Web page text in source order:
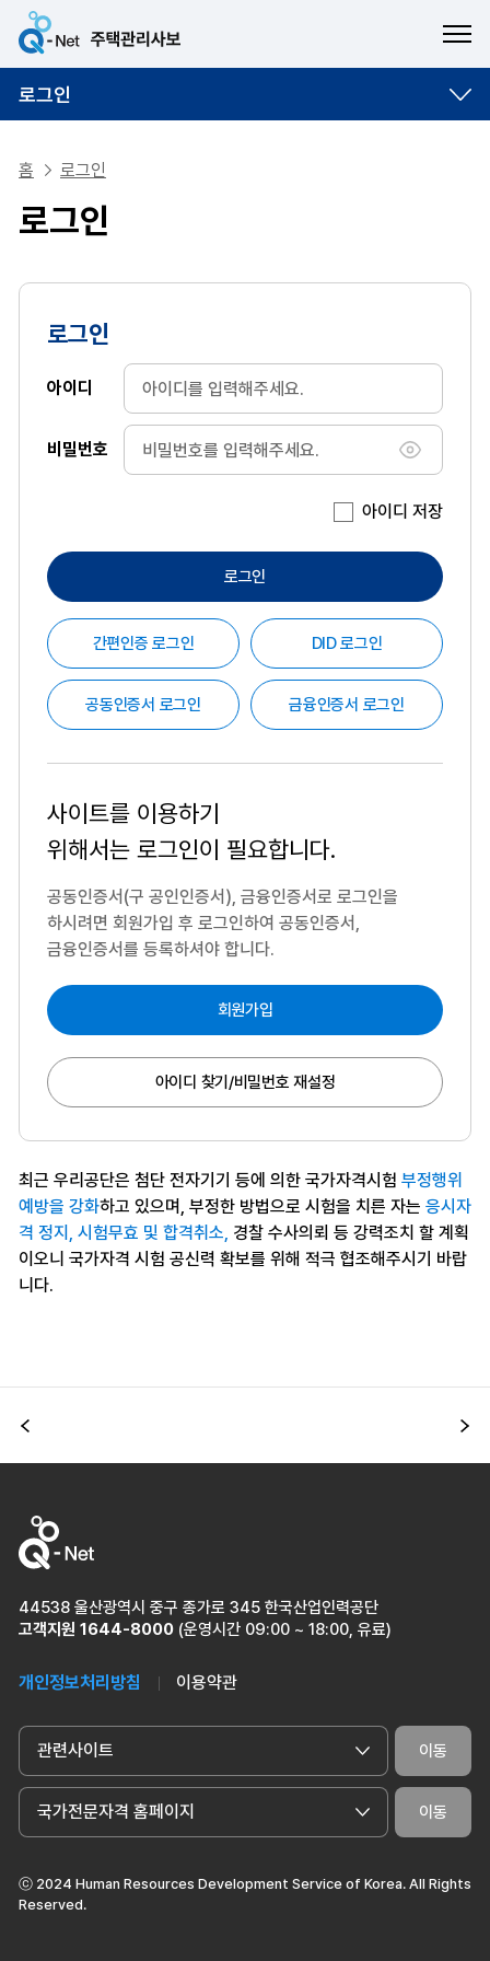
로그인
홈 로그인
로그인
로그인
아이디
비밀번호
비밀번호
아이디 저장
로그인
간편인증 로그인 DID 로그인
공동인증서 로그인 금융인증서 로그인
사이트를 이용하기
위해서는 로그인이 필요합니다.
공동인증서(구 공인인증서), 금융인증서로 로그인을
하시려면 회원가입 후 로그인하여 공동인증서,
금융인증서를 등록하셔야 합니다.
회원가입
아이디 찾기/비밀번호 재설정
최근 우리공단은 첨단 전자기기 등에 의한 국가자격시험 부정행위
예방을 강화하고 있으며, 부정한 방법으로 시험을 치른 자는 응시자
격 정지, 시험무효 및 합격취소, 경찰 수사의뢰 등 강력조치 할 계획
이오니 국가자격 시험 공신력 확보를 위해 적극 협조해주시기 바랍
니다.
이전
44538 울산광역시 중구 종가로 345 한국산업인력공단
고객지원 1644-8000 (운영시간 09:00 ~ 18:00, 유료)
개인정보처리방침 이용약관
관련사이트 이동
국가전문자격 홈페이지 이동
ⓒ 2024 Human Resources Development Service of Korea. All Rights
Reserved.